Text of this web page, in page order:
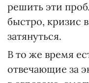
решить эти
быстро, кризис
затянуться.
В то же время
отвечающие за